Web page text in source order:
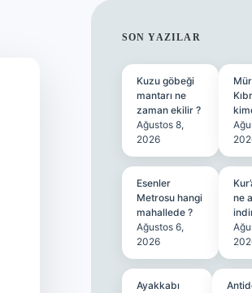
SIDEBAR
SON YAZILAR
Kuzu göbeği
mantarı ne
zaman ekilir ?
Ağustos 8,
2026
Esenler
Metrosu hangi
mahallede ?
Ağustos 6,
2026
ne
Ayakkabı